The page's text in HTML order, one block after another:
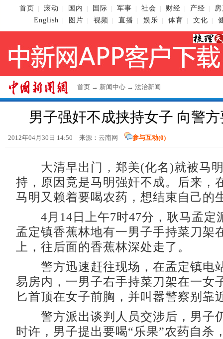
首页 滚动 国内 国际 军事 社会 财经 产经
English
图片 视频 直播 娱乐 体育 文化
首页 → 新闻中心 → 法治新闻
男子强奸不成挟持女子 向警
2012年04月30日 14:50 来源：云南网 参与互动(0)
大清早出门，郑美(化名)就被马
持，原因竟是马明强奸不成。后来，
马明又赖着要喝农药，想结束自己的
4月14日上午7时47分，耿马孟定
孟定镇香蕉林地有一男子手持菜刀架
上，往后面的香蕉林深处走了。
警方迅速赶往现场，在孟定镇电
易房内，一男子右手持菜刀架在一女
匕首顶在女子前胸，并叫嚣警察别靠
警方派出谈判人员交涉后，男子
时许，男子提出要喝“乐果”农药自杀